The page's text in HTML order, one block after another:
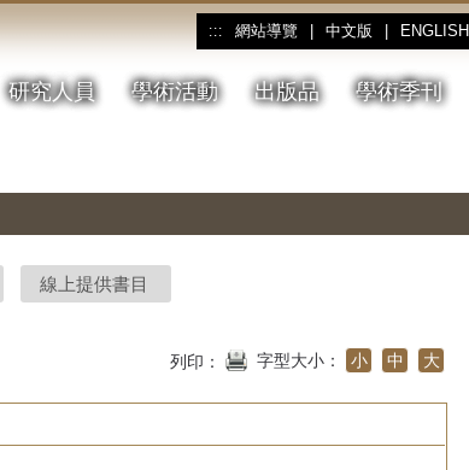
::: 網站導覽 中文版 ENGLISH
研究人員 學術活動 出版品 學術季刊
線上提供書目
列印： 字型大小： 小 中 大